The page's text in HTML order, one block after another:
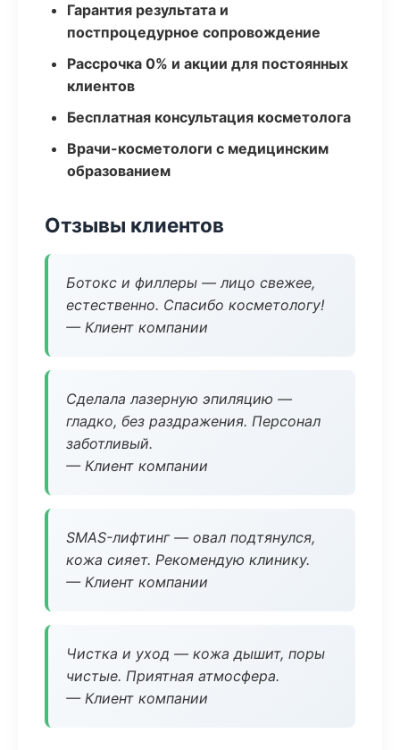
Гарантия результата и
постпроцедурное сопровождение
Рассрочка 0% и акции для постоянных
клиентов
Бесплатная консультация косметолога
Врачи-косметологи с медицинским
образованием
Отзывы клиентов
Ботокс и филлеры — лицо свежее,
естественно. Спасибо косметологу!
— Клиент компании
Сделала лазерную эпиляцию —
гладко, без раздражения. Персонал
заботливый.
— Клиент компании
SMAS-лифтинг — овал подтянулся,
кожа сияет. Рекомендую клинику.
— Клиент компании
Чистка и уход — кожа дышит, поры
чистые. Приятная атмосфера.
— Клиент компании